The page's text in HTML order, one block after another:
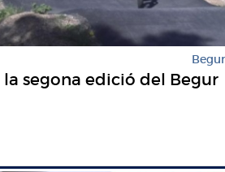
Begur
segona edició del Begur